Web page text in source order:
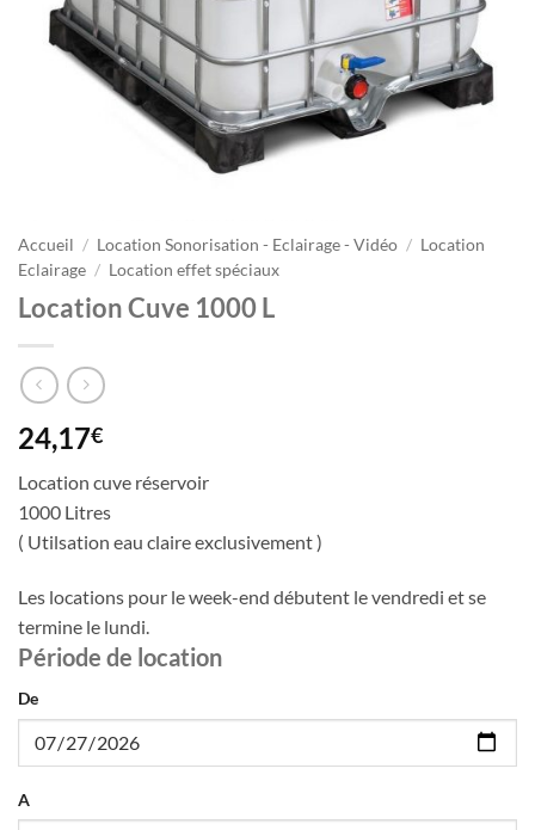
Accueil / Location Sonorisation - Eclairage - Vidéo / Location
Eclairage / Location effet spéciaux
Location Cuve 1000 L
24,17€
Location cuve réservoir
1000 Litres
( Utilsation eau claire exclusivement )
Les locations pour le week-end débutent le vendredi et se
termine le lundi.
Période de location
De
A